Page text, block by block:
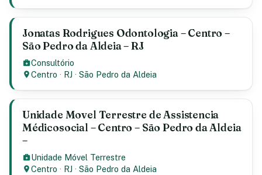
Jonatas Rodrigues Odontologia – Centro –
São Pedro da Aldeia – RJ
Consultório
Centro · RJ ·São Pedro da Aldeia
Unidade Movel Terrestre de Assistencia
Médicosocial – Centro – São Pedro da Aldeia
–
Unidade Móvel Terrestre
Centro · RJ ·São Pedro da Aldeia